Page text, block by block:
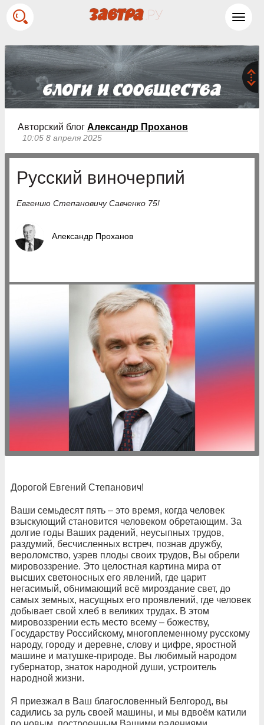
Авторский блог Александр Проханов
10:05 8 апреля 2025
Русский виночерпий
Евгению Степановичу Савченко 75!
Александр Проханов
Дорогой Евгений Степанович!
Ваши семьдесят пять – это время, когда человек
взыскующий становится человеком обретающим. За
долгие годы Ваших радений, неусыпных трудов,
раздумий, бесчисленных встреч, познав дружбу,
вероломство, узрев плоды своих трудов, Вы обрели
мировоззрение. Это целостная картина мира от
высших светоносных его явлений, где царит
негасимый, обнимающий всё мироздание свет, до
самых земных, насущных его проявлений, где человек
добывает свой хлеб в великих трудах. В этом
мировоззрении есть место всему – божеству,
Государству Российскому, многоплеменному русскому
народу, городу и деревне, слову и цифре, яростной
машине и матушке-природе. Вы любимый народом
губернатор, знаток народной души, устроитель
народной жизни.
Я приезжал в Ваш благословенный Белгород, вы
садились за руль своей машины, и мы вдвоём катили